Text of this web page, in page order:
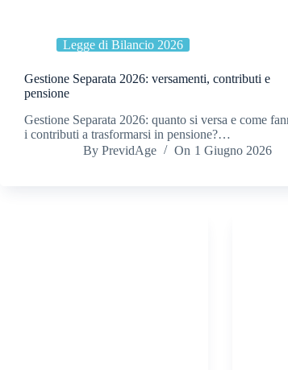
Legge di Bilancio 2026
Gestione Separata 2026: versamenti, contributi e
pensione
Gestione Separata 2026: quanto si versa e come
i contributi a trasformarsi in pensione?…
By PrevidAge On 1 Giugno 2026